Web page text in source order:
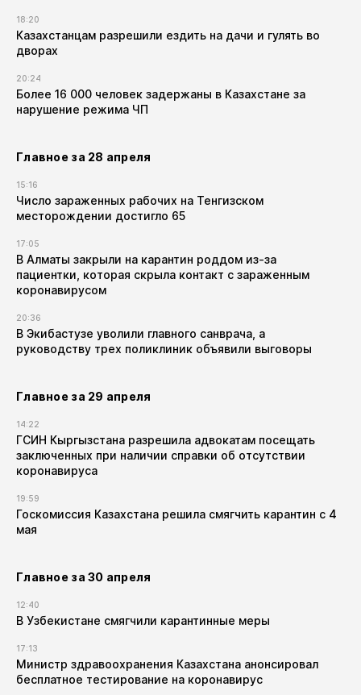
18:20
Казахстанцам разрешили ездить на дачи и гулять во
дворах
20:24
Более 16 000 человек задержаны в Казахстане за
нарушение режима ЧП
Главное за 28 апреля
15:16
Число зараженных рабочих на Тенгизском
месторождении достигло 65
17:05
В Алматы закрыли на карантин роддом из-за
пациентки, которая скрыла контакт с зараженным
коронавирусом
20:36
В Экибастузе уволили главного санврача, а
руководству трех поликлиник объявили выговоры
Главное за 29 апреля
14:22
ГСИН Кыргызстана разрешила адвокатам посещать
заключенных при наличии справки об отсутствии
коронавируса
19:59
Госкомиссия Казахстана решила смягчить карантин с 4
мая
Главное за 30 апреля
12:40
В Узбекистане смягчили карантинные меры
17:13
Министр здравоохранения Казахстана анонсировал
бесплатное тестирование на коронавирус